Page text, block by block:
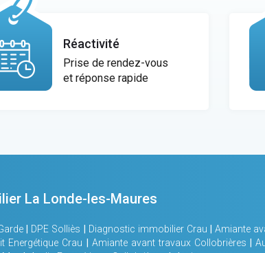
Réactivité
Prise de rendez-vous
et réponse rapide
La Londe-les-Maures
DPE Solliès Diagnostic immobilier Crau
Amiante
Energétique Crau Amiante avant travaux Collobrières |